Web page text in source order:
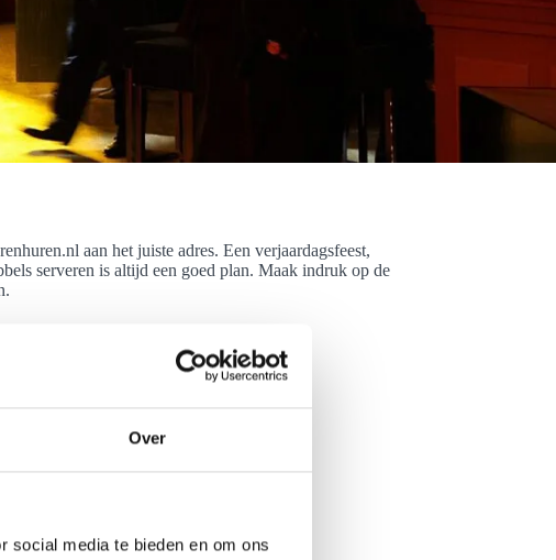
Over
social media te bieden en om ons
aan het juiste adres. Een verjaardagsfeest,
serveren is altijd een goed plan. Maak indruk op de